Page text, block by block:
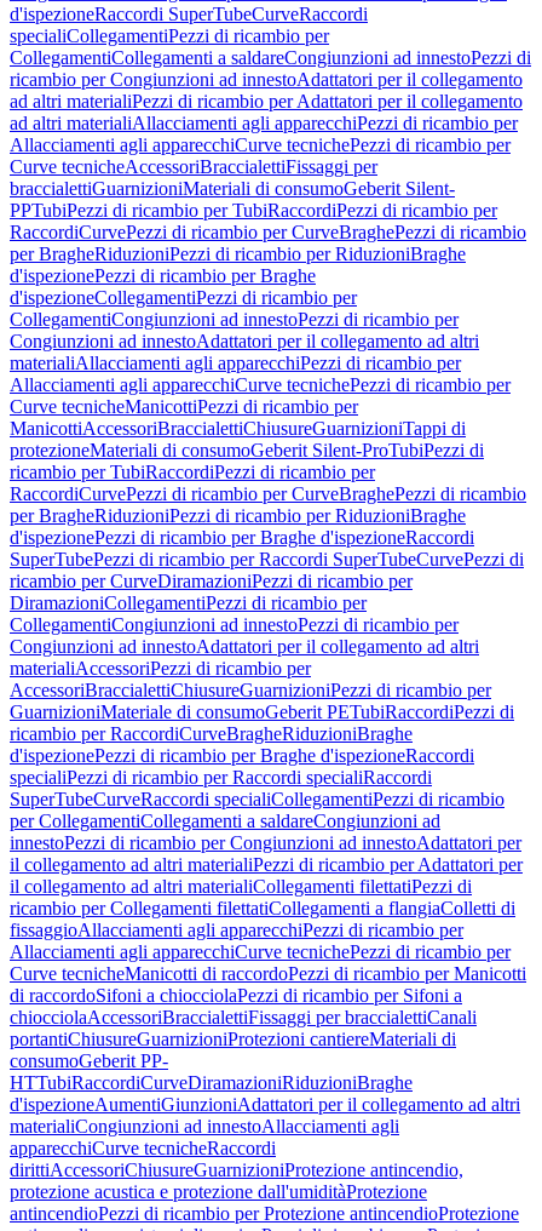
d'ispezioneRaccordi SuperTubeCurveRaccordi
specialiCollegamentiPezzi di ricambio per
CollegamentiCollegamenti a saldareCongiunzioni ad innestoPezzi di
ricambio per Congiunzioni ad innestoAdattatori per il collegamento
ad altri materialiPezzi di ricambio per Adattatori per il collegamento
ad altri materialiAllacciamenti agli apparecchiPezzi di ricambio per
Allacciamenti agli apparecchiCurve tecnichePezzi di ricambio per
Curve tecnicheAccessoriBraccialettiFissaggi per
braccialettiGuarnizioniMateriali di consumoGeberit Silent-
PPTubiPezzi di ricambio per TubiRaccordiPezzi di ricambio per
RaccordiCurvePezzi di ricambio per CurveBraghePezzi di ricambio
per BragheRiduzioniPezzi di ricambio per RiduzioniBraghe
d'ispezionePezzi di ricambio per Braghe
d'ispezioneCollegamentiPezzi di ricambio per
CollegamentiCongiunzioni ad innestoPezzi di ricambio per
Congiunzioni ad innestoAdattatori per il collegamento ad altri
materialiAllacciamenti agli apparecchiPezzi di ricambio per
Allacciamenti agli apparecchiCurve tecnichePezzi di ricambio per
Curve tecnicheManicottiPezzi di ricambio per
ManicottiAccessoriBraccialettiChiusureGuarnizioniTappi di
protezioneMateriali di consumoGeberit Silent-ProTubiPezzi di
ricambio per TubiRaccordiPezzi di ricambio per
RaccordiCurvePezzi di ricambio per CurveBraghePezzi di ricambio
per BragheRiduzioniPezzi di ricambio per RiduzioniBraghe
d'ispezionePezzi di ricambio per Braghe d'ispezioneRaccordi
SuperTubePezzi di ricambio per Raccordi SuperTubeCurvePezzi di
ricambio per CurveDiramazioniPezzi di ricambio per
DiramazioniCollegamentiPezzi di ricambio per
CollegamentiCongiunzioni ad innestoPezzi di ricambio per
Congiunzioni ad innestoAdattatori per il collegamento ad altri
materialiAccessoriPezzi di ricambio per
AccessoriBraccialettiChiusureGuarnizioniPezzi di ricambio per
GuarnizioniMateriale di consumoGeberit PETubiRaccordiPezzi di
ricambio per RaccordiCurveBragheRiduzioniBraghe
d'ispezionePezzi di ricambio per Braghe d'ispezioneRaccordi
specialiPezzi di ricambio per Raccordi specialiRaccordi
SuperTubeCurveRaccordi specialiCollegamentiPezzi di ricambio
per CollegamentiCollegamenti a saldareCongiunzioni ad
innestoPezzi di ricambio per Congiunzioni ad innestoAdattatori per
il collegamento ad altri materialiPezzi di ricambio per Adattatori per
il collegamento ad altri materialiCollegamenti filettatiPezzi di
ricambio per Collegamenti filettatiCollegamenti a flangiaColletti di
fissaggioAllacciamenti agli apparecchiPezzi di ricambio per
Allacciamenti agli apparecchiCurve tecnichePezzi di ricambio per
Curve tecnicheManicotti di raccordoPezzi di ricambio per Manicotti
di raccordoSifoni a chiocciolaPezzi di ricambio per Sifoni a
chiocciolaAccessoriBraccialettiFissaggi per braccialettiCanali
portantiChiusureGuarnizioniProtezioni cantiereMateriali di
consumoGeberit PP-
HTTubiRaccordiCurveDiramazioniRiduzioniBraghe
d'ispezioneAumentiGiunzioniAdattatori per il collegamento ad altri
materialiCongiunzioni ad innestoAllacciamenti agli
apparecchiCurve tecnicheRaccordi
dirittiAccessoriChiusureGuarnizioniProtezione antincendio,
protezione acustica e protezione dall'umiditàProtezione
antincendioPezzi di ricambio per Protezione antincendioProtezione